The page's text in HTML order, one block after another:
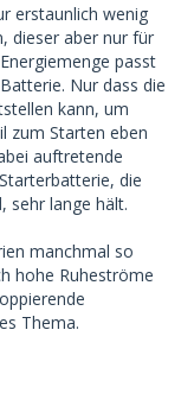
erstaunlich wenig
dieser aber nur für
passt
Nur dass die
kann, um
zum Starten eben
auftretende
die
sehr lange hält.
manchmal so
hohe Ruheströme
Thema.